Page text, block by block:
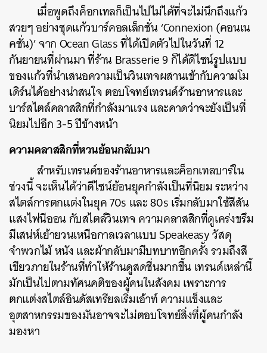
เมื่อพูดถึงค็อกเทลก็เป็นไปไม่ได้ที่จะไม่นึกถึงแก้ว
สวยๆอย่างชุดแก้วบาร์คอลเล็กชั่น‘Connexion (คอนเน
คชั่น)’จากOcean Glassที่ได้เปิดตัวไปในวันที่12
กันยายนที่ผ่านมาที่ร้านBrasserie 9ก็ได้ดีไซน์รูปแบบ
ของแก้วที่นำเสนอความเป็นวินเทจผสานเข้ากับความโม
เดิร์นได้อย่างน่าสนใจตอบโจทย์เทรนด์ร้านอาหารและ
บาร์สไตล์คลาสสิกที่กำลังมาแรงและคาดว่าจะยังเป็นที่
นิยมไปอีก3-5ปีข้างหน้า
ความคลาสสิกที่หวนย้อนกลับมา
สำหรับเทรนด์ของร้านอาหารและค็อกเทลบาร์ใน
ช่วงนี้จะเห็นได้ว่าดีไซน์ย้อนยุคกำลังเป็นที่นิยมระหว่าง
สไตล์การตกแต่งในยุค70s และ80sเริ่มกลับมาใช้สีสัน
แสงไฟนีออนกับสไตล์วินเทจความคลาสสิกที่ดูเคร่งขรึม
มีเสน่ห์เย้ายวนเหนือกาลเวลาแบบSpeakeasyวัสดุ
จำพวกไม้หนังและผ้ากลับมามีบทบาทอีกครั้งรวมถึงสี
เขียวภายในร้านที่ทำให้ร้านดูสดชื่นมากขึ้นเทรนด์เหล่านี้
มักเป็นไปตามทัศนคติของผู้คนในสังคมเพราะการ
ตกแต่งสไตล์อินดัสเทรียลเริ่มเอ้าท์ความแข็งและ
อุตสาหกรรมของมันอาจจะไม่ตอบโจทย์สิ่งที่ผู้คนกำลัง
มองหา